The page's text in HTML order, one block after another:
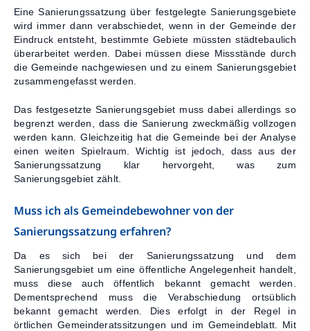
Eine Sanierungssatzung über festgelegte Sanierungsgebiete
wird immer dann verabschiedet, wenn in der Gemeinde der
Eindruck entsteht, bestimmte Gebiete müssten städtebaulich
überarbeitet werden. Dabei müssen diese Missstände durch
die Gemeinde nachgewiesen und zu einem Sanierungsgebiet
zusammengefasst werden.
Das festgesetzte Sanierungsgebiet muss dabei allerdings so
begrenzt werden, dass die Sanierung zweckmäßig vollzogen
werden kann. Gleichzeitig hat die Gemeinde bei der Analyse
einen weiten Spielraum. Wichtig ist jedoch, dass aus der
Sanierungssatzung klar hervorgeht, was zum
Sanierungsgebiet zählt.
Muss ich als Gemeindebewohner von der
Sanierungssatzung erfahren?
Da es sich bei der Sanierungssatzung und dem
Sanierungsgebiet um eine öffentliche Angelegenheit handelt,
muss diese auch öffentlich bekannt gemacht werden.
Dementsprechend muss die Verabschiedung ortsüblich
bekannt gemacht werden. Dies erfolgt in der Regel in
örtlichen Gemeinderatssitzungen und im Gemeindeblatt. Mit